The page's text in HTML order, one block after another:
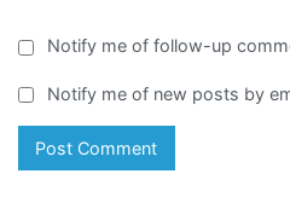
Notify me of follow-up
Notify me of new posts by